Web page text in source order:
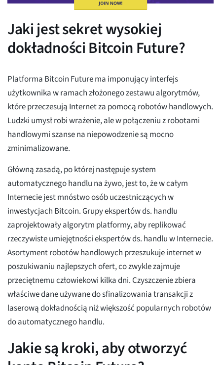
Jaki jest sekret wysokiej
dokładności Bitcoin Future?
Platforma Bitcoin Future ma imponujący interfejs
użytkownika w ramach złożonego zestawu algorytmów,
które przeczesują Internet za pomocą robotów handlowych.
Ludzki umysł robi wrażenie, ale w połączeniu z robotami
handlowymi szanse na niepowodzenie są mocno
zminimalizowane.
Główną zasadą, po której następuje system
automatycznego handlu na żywo, jest to, że w całym
Internecie jest mnóstwo osób uczestniczących w
inwestycjach Bitcoin. Grupy ekspertów ds. handlu
zaprojektowały algorytm platformy, aby replikować
rzeczywiste umiejętności ekspertów ds. handlu w Internecie.
Asortyment robotów handlowych przeszukuje internet w
poszukiwaniu najlepszych ofert, co zwykle zajmuje
przeciętnemu człowiekowi kilka dni. Czyszczenie zbiera
właściwe dane używane do sfinalizowania transakcji z
laserową dokładnością niż większość popularnych robotów
do automatycznego handlu.
Jakie są kroki, aby otworzyć